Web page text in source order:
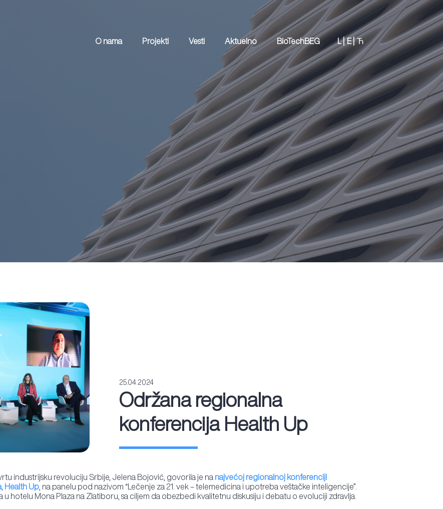
O nama Projekti Vesti Aktuelno BioTechBEG L | E | Ћ
25.04.2024
Održana regionalna
konferencija Health Up
industrijsku revoluciju Srbije, Jelena Bojović, govorila je nanajvećoj regionalnoj konferenciji
Health Up, na panelu pod nazivom “Lečenje za 21. vek – telemedicina i upotreba veštačke inteligencije”.
hotelu Mona Plaza na Zlatiboru, sa ciljem da obezbedi kvalitetnu diskusiju i debatu o evoluciji zdravlja.